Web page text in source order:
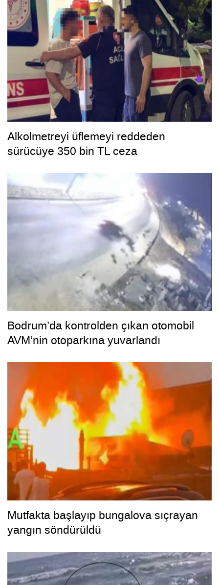
Alkolmetreyi üflemeyi reddeden
sürücüye 350 bin TL ceza
Bodrum’da kontrolden çıkan otomobil
AVM’nin otoparkına yuvarlandı
Mutfakta başlayıp bungalova sıçrayan
yangın söndürüldü